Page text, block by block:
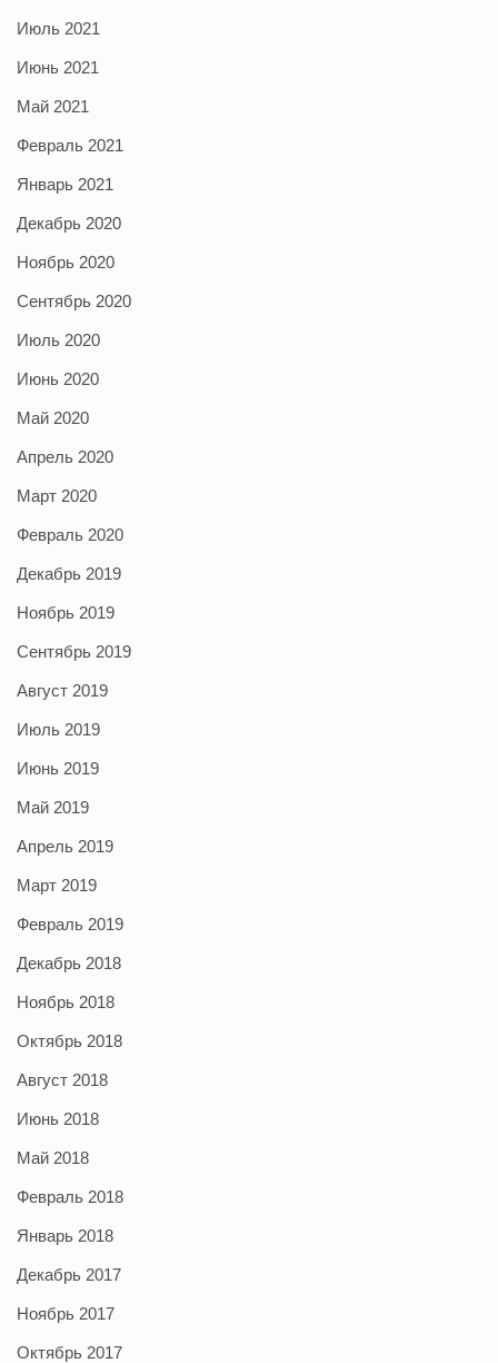
Июль 2021
Июнь 2021
Май 2021
Февраль 2021
Январь 2021
Декабрь 2020
Ноябрь 2020
Сентябрь 2020
Июль 2020
Июнь 2020
Май 2020
Апрель 2020
Март 2020
Февраль 2020
Декабрь 2019
Ноябрь 2019
Сентябрь 2019
Август 2019
Июль 2019
Июнь 2019
Май 2019
Апрель 2019
Март 2019
Февраль 2019
Декабрь 2018
Ноябрь 2018
Октябрь 2018
Август 2018
Июнь 2018
Май 2018
Февраль 2018
Январь 2018
Декабрь 2017
Ноябрь 2017
Октябрь 2017